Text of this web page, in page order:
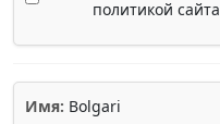
политикой сайта
Имя: Bolgari